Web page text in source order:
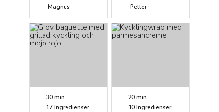
Magnus Petter
30 min
17Ingredienser
20 min
10Ingredienser